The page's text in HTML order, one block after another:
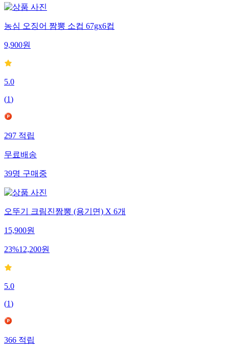
농심 오징어 짬뽕 소컵 67gx6컵
9,900원
5.0
(1)
297적립
무료배송
39명구매중
오뚜기 크림진짬뽕 (용기면) X 6개
15,900원
23%12,200원
5.0
(1)
366적립